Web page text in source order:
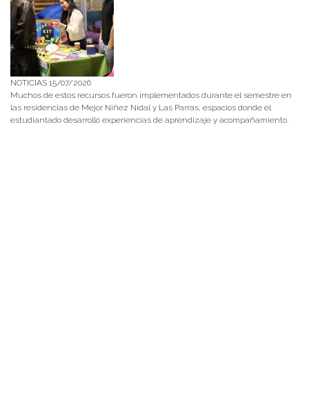
NOTICIAS 15/07/2026
Muchos de estos recursos fueron implementados durante el semestre en
las residencias de Mejor Niñez Nidal y Las Parras, espacios donde el
estudiantado desarrolló experiencias de aprendizaje y acompañamiento.